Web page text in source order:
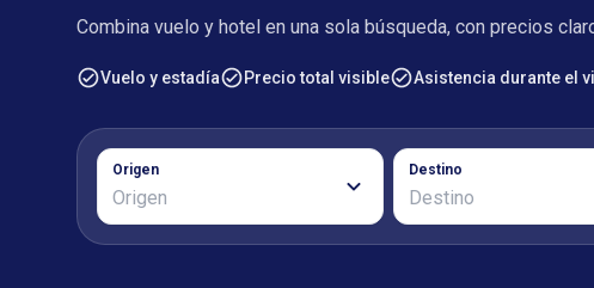
Combina vuelo y hotel en una sola búsqueda, con precios
Vuelo y estadía Precio total visible Asistencia durante el
Origen Destino